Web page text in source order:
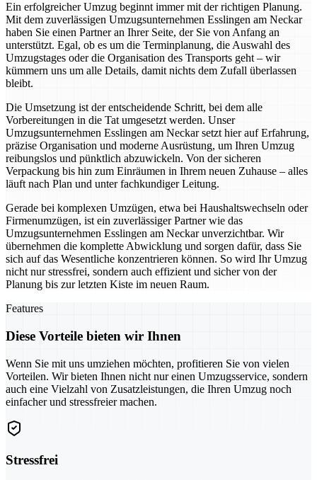
Ein erfolgreicher Umzug beginnt immer mit der richtigen Planung.
Mit dem zuverlässigen Umzugsunternehmen Esslingen am Neckar
haben Sie einen Partner an Ihrer Seite, der Sie von Anfang an
unterstützt. Egal, ob es um die Terminplanung, die Auswahl des
Umzugstages oder die Organisation des Transports geht – wir
kümmern uns um alle Details, damit nichts dem Zufall überlassen
bleibt.
Die Umsetzung ist der entscheidende Schritt, bei dem alle
Vorbereitungen in die Tat umgesetzt werden. Unser
Umzugsunternehmen Esslingen am Neckar setzt hier auf Erfahrung,
präzise Organisation und moderne Ausrüstung, um Ihren Umzug
reibungslos und pünktlich abzuwickeln. Von der sicheren
Verpackung bis hin zum Einräumen in Ihrem neuen Zuhause – alles
läuft nach Plan und unter fachkundiger Leitung.
Gerade bei komplexen Umzügen, etwa bei Haushaltswechseln oder
Firmenumzügen, ist ein zuverlässiger Partner wie das
Umzugsunternehmen Esslingen am Neckar unverzichtbar. Wir
übernehmen die komplette Abwicklung und sorgen dafür, dass Sie
sich auf das Wesentliche konzentrieren können. So wird Ihr Umzug
nicht nur stressfrei, sondern auch effizient und sicher von der
Planung bis zur letzten Kiste im neuen Raum.
Features
Diese Vorteile bieten wir Ihnen
Wenn Sie mit uns umziehen möchten, profitieren Sie von vielen
Vorteilen. Wir bieten Ihnen nicht nur einen Umzugsservice, sondern
auch eine Vielzahl von Zusatzleistungen, die Ihren Umzug noch
einfacher und stressfreier machen.
Stressfrei